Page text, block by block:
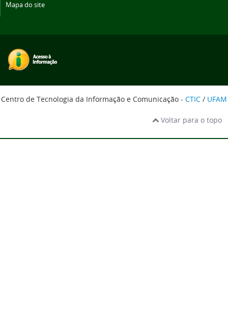
Mapa do site
Centro de Tecnologia da Informação e Comunicação - CTIC / UFAM
Voltar para o topo